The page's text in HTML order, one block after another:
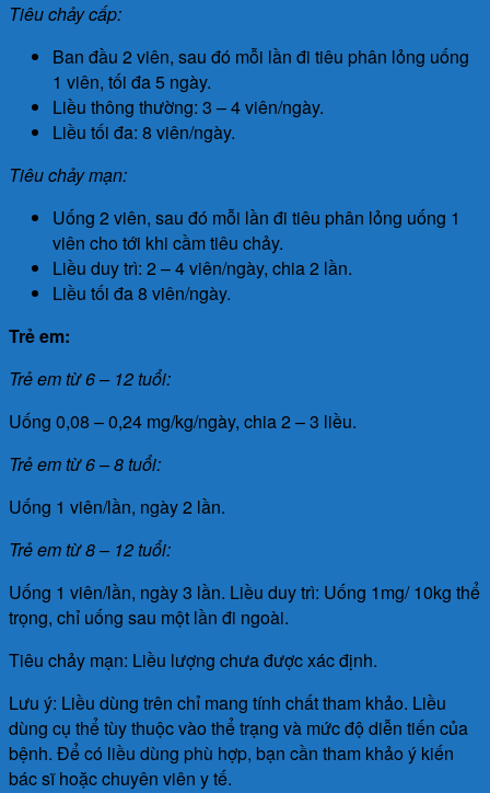
Tiêu chảy cấp:
Ban đầu 2 viên, sau đó mỗi lần đi tiêu phân lỏng uống
1 viên, tối đa 5 ngày.
Liều thông thường: 3 – 4 viên/ngày.
Liều tối đa: 8 viên/ngày.
Tiêu chảy mạn:
Uống 2 viên, sau đó mỗi lần đi tiêu phân lỏng uống 1
viên cho tới khi cầm tiêu chảy.
Liều duy trì: 2 – 4 viên/ngày, chia 2 lần.
Liều tối đa 8 viên/ngày.
Trẻ em:
Trẻ em từ 6 – 12 tuổi:
Uống 0,08 – 0,24 mg/kg/ngày, chia 2 – 3 liều.
Trẻ em từ 6 – 8 tuổi:
Uống 1 viên/lần, ngày 2 lần.
Trẻ em từ 8 – 12 tuổi:
Uống 1 viên/lần, ngày 3 lần. Liều duy trì: Uống 1mg/ 10kg thể
trọng, chỉ uống sau một lần đi ngoài.
Tiêu chảy mạn: Liều lượng chưa được xác định.
Lưu ý: Liều dùng trên chỉ mang tính chất tham khảo. Liều
dùng cụ thể tùy thuộc vào thể trạng và mức độ diễn tiến của
bệnh. Để có liều dùng phù hợp, bạn cần tham khảo ý kiến
bác sĩ hoặc chuyên viên y tế.